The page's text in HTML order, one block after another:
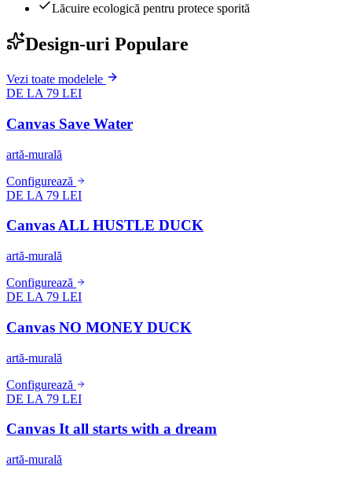
Lăcuire ecologică pentru protece sporită
Design-uri Populare
Vezi toate modelele
DE LA 79 LEI
Canvas Save Water
artă-murală
Configurează
DE LA 79 LEI
Canvas ALL HUSTLE DUCK
artă-murală
Configurează
DE LA 79 LEI
Canvas NO MONEY DUCK
artă-murală
Configurează
DE LA 79 LEI
Canvas It all starts with a dream
artă-murală